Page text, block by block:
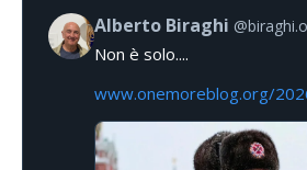
Alberto Biraghi
Non è solo....
www.onemoreblog.org/